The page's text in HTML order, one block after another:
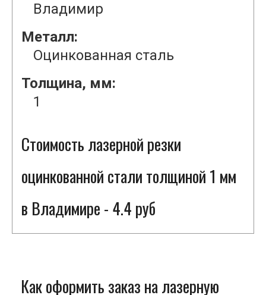
Владимир
Металл:
Оцинкованная сталь
Толщина, мм:
1
Стоимость лазерной резки
оцинкованной стали толщиной 1 мм
в Владимире - 4.4 руб
Как оформить заказ на лазерную